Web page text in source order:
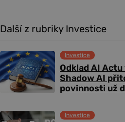
Další z rubriky Investice
Odklad AI
Shadow AI
povinnosti už
Investice
Investice